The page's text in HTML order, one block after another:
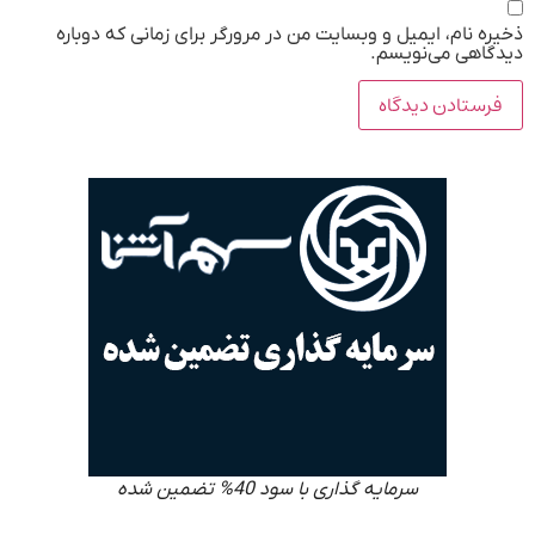
ذخیره نام، ایمیل و وبسایت من در مرورگر برای زمانی که دوباره
دیدگاهی می‌نویسم.
سرمایه گذاری با سود 40% تضمین شده